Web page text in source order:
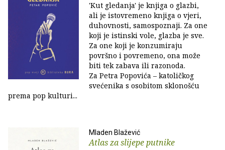
'Kut gledanja' je knjiga o glazbi,
ali je istovremeno knjiga o vjeri,
duhovnosti, samospoznaji. Za one
koji je istinski vole, glazba je sve.
Za one koji je konzumiraju
površno i povremeno, ona može
biti tek zabava ili razonoda.
Za Petra Popovića – katoličkog
svećenika s osobitom sklonošću
prema pop kulturi...
Mladen Blažević
Atlas za slijepe putnike